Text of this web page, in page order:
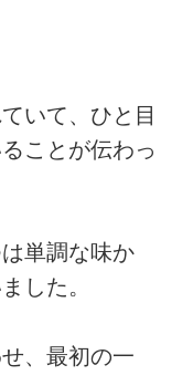
いて、ひと目
ことが伝わっ
単調な味か
した。
、最初の一